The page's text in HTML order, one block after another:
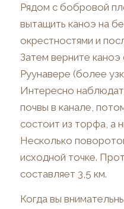
Рядом с бобровой
вытащить каноэ на
окрестностями и
Затем верните
Руунавере (более
Интересно
почвы в канале,
состоит из торфа, а
Несколько
исходной точке.
составляет 3,5 км.
Когда вы